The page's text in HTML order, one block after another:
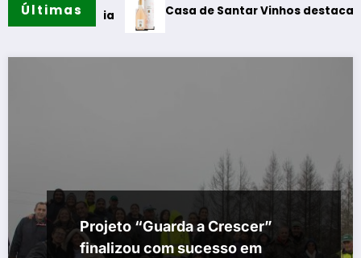
Últimas
de Santar Vinhos destaca três sugestões para os
Projeto “Guarda a Crescer”
finalizou com sucesso em